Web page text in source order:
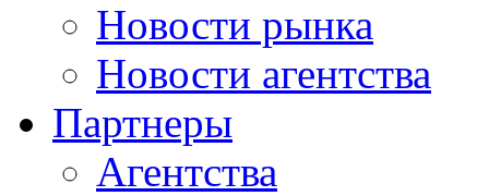
Новости рынка
Новости агентства
Партнеры
Агентства